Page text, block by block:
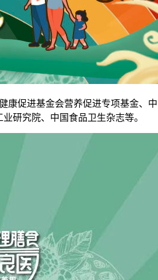
促进基金会营养促进专项基金、
研究院、中国食品卫生杂志等。